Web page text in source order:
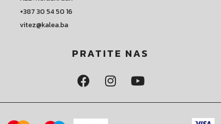
+387 30 54 50 16
vitez@kalea.ba
PRATITE NAS